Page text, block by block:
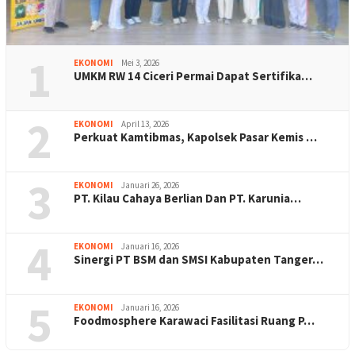
1 EKONOMI Mei 3, 2026
UMKM RW 14 Ciceri Permai Dapat Sertifika…
2 EKONOMI April 13, 2026
Perkuat Kamtibmas, Kapolsek Pasar Kemis …
3 EKONOMI Januari 26, 2026
PT. Kilau Cahaya Berlian Dan PT. Karunia…
4 EKONOMI Januari 16, 2026
Sinergi PT BSM dan SMSI Kabupaten Tanger…
5 EKONOMI Januari 16, 2026
Foodmosphere Karawaci Fasilitasi Ruang P…